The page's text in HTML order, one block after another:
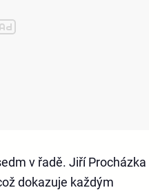
v řadě. Jiří Procházka
dokazuje každým